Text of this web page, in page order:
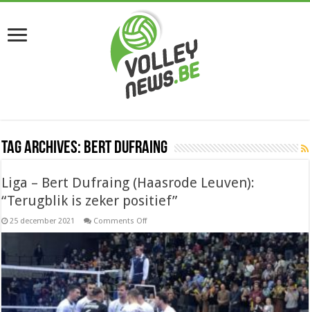
Tag Archives: Bert Dufraing
Liga – Bert Dufraing (Haasrode Leuven):
“Terugblik is zeker positief”
25 december 2021 Comments Offon
–
Bert
Dufraing
(Haasrode
Leuven):
“Terugblik
is
zeker